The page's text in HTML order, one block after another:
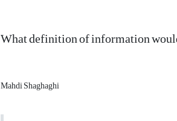
What definition of information
Mahdi Shaghaghi